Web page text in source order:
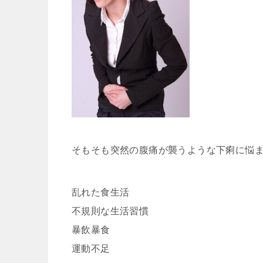
そもそも突然の腹痛が襲うような下痢に悩
乱れた食生活
不規則な生活習慣
暴飲暴食
運動不足